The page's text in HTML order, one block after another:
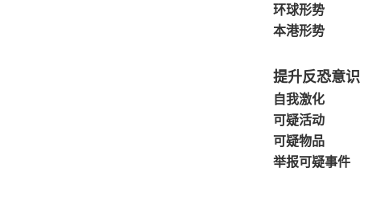
环球形势
本港形势
提升反恐意识
自我激化
可疑活动
可疑物品
举报可疑事件